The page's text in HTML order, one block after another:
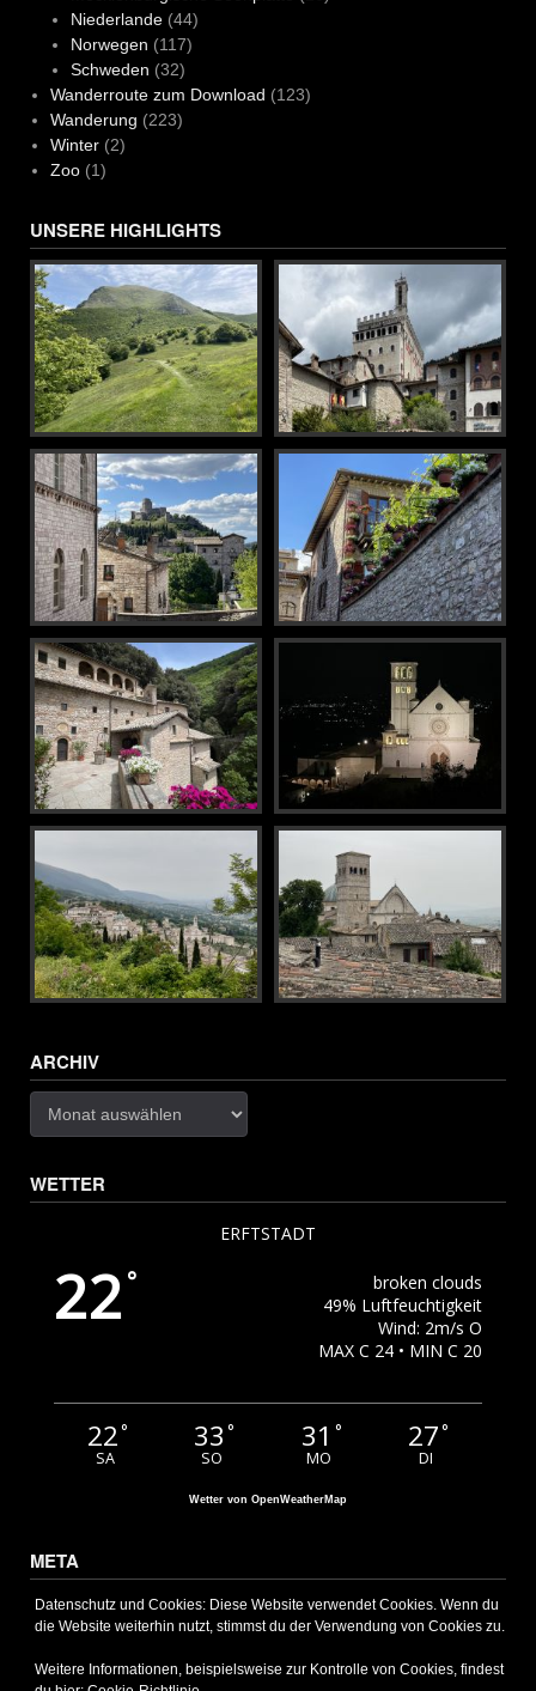
Niederlande(44)
Norwegen (117)
Schweden (32)
Wanderroute zum Download (123)
Wanderung (223)
Winter(2)
Zoo(1)
UNSERE HIGHLIGHTS
ARCHIV
WETTER
ERFTSTADT
22 °
broken clouds
49% Luftfeuchtigkeit
Wind: 2m/s O
MAX C 24 • MIN C 20
22°
SA
33 °
SO
31 °
MO
27°
DI
Wetter von OpenWeatherMap
META
Anmelden
Eintrags-Feed
WordPress.org
Datenschutz und Cookies: Diese Website verwendet Cookies. Wenn du
die Website weiterhin nutzt, stimmst du der Verwendung von Cookies zu.
Weitere Informationen, beispielsweise zur Kontrolle von Cookies, findest